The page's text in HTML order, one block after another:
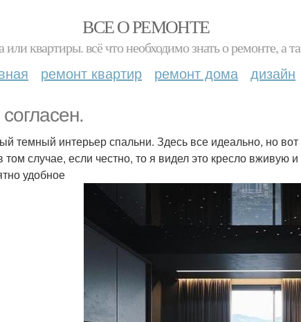
ВСЕ О РЕМОНТЕ
или квартиры. всё что необходимо знать о ремонте,
ремонт квартир ремонт дома дизайн
темный интерьер спальни. Здесь все идеально, но
том случае, если честно, то я видел это кресло вживую
удобное